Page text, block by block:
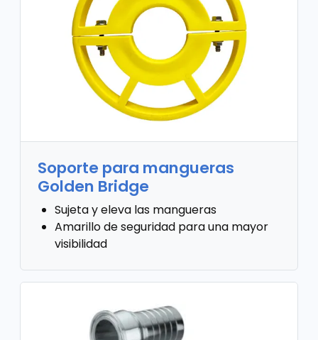
Soporte para mangueras
Golden Bridge
Sujeta y eleva las mangueras
Amarillo de seguridad para una mayor
visibilidad